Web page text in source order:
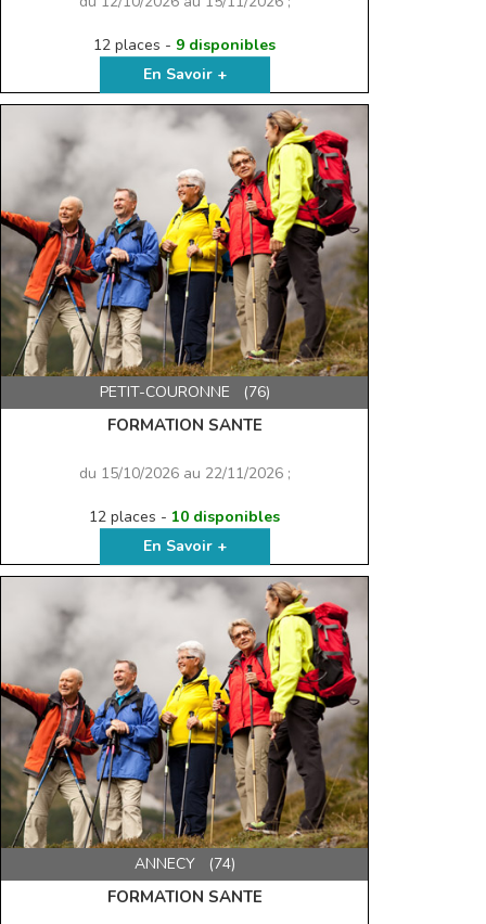
12 places - 9 disponibles
En Savoir +
PETIT-COURONNE (76)
FORMATION SANTE
du 15/10/2026 au 22/11/2026 ;
12 places - 10 disponibles
En Savoir +
ANNECY (74)
FORMATION SANTE